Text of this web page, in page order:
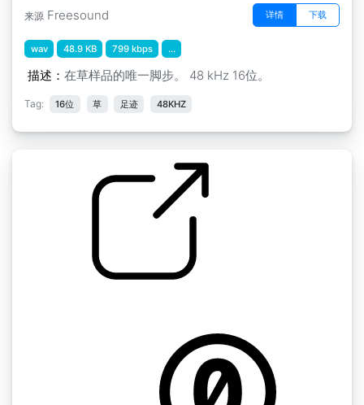
来源 Freesound 详情 下载
wav 48.9 KB 799 kbps ...
描述： 在草样品的唯一脚步。 48 kHz 16位。
Tag: 16位 草 足迹 48KHZ